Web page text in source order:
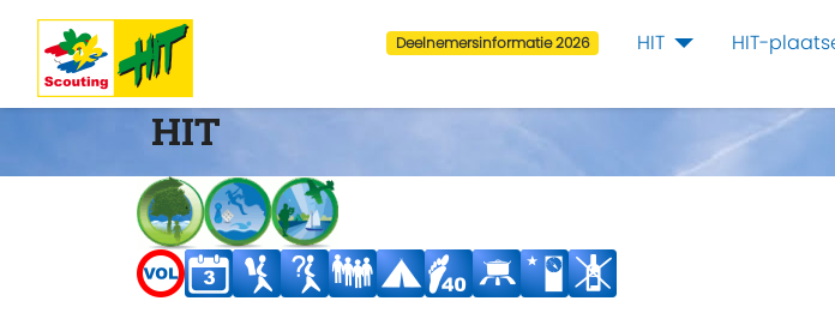
Deelnemersinformatie 2026 HIT HIT-
HIT